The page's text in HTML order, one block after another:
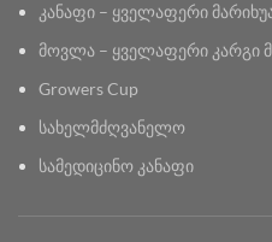
კანაფი – ყველაფერი
მოვლა – ყველაფერი კარგი
Growers Cup
სახელმძღვანელო
სამედიცინო კანაფი